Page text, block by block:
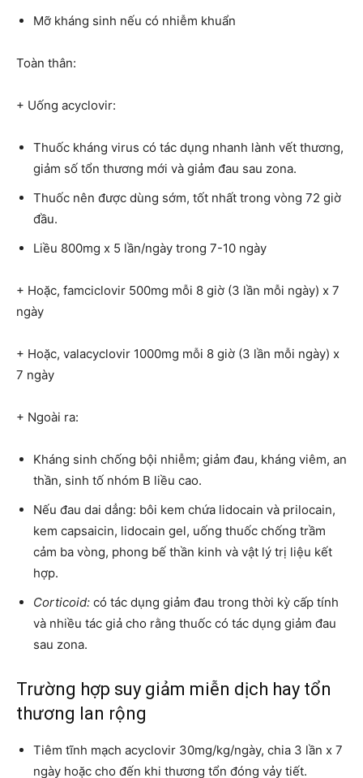
Mỡ kháng sinh nếu có nhiễm khuẩn
Toàn thân:
+ Uống acyclovir:
Thuốc kháng virus có tác dụng nhanh lành vết thương,
giảm số tổn thương mới và giảm đau sau zona.
Thuốc nên được dùng sớm, tốt nhất trong vòng 72 giờ
đầu.
Liều 800mg x 5 lần/ngày trong 7-10 ngày
+ Hoặc, famciclovir 500mg mỗi 8 giờ (3 lần mỗi ngày) x 7
ngày
+ Hoặc, valacyclovir 1000mg mỗi 8 giờ (3 lần mỗi ngày) x
7 ngày
+ Ngoài ra:
Kháng sinh chống bội nhiễm; giảm đau, kháng viêm, an
thần, sinh tố nhóm B liều cao.
Nếu đau dai dẳng: bôi kem chứa lidocain và prilocain,
kem capsaicin, lidocain gel, uống thuốc chống trầm
cảm ba vòng, phong bế thần kinh và vật lý trị liệu kết
hợp.
Corticoid: có tác dụng giảm đau trong thời kỳ cấp tính
và nhiều tác giả cho rằng thuốc có tác dụng giảm đau
sau zona.
Trường hợp suy giảm miễn dịch hay tổn
thương lan rộng
Tiêm tĩnh mạch acyclovir 30mg/kg/ngày, chia 3 lần x 7
ngày hoặc cho đến khi thương tổn đóng vảy tiết.